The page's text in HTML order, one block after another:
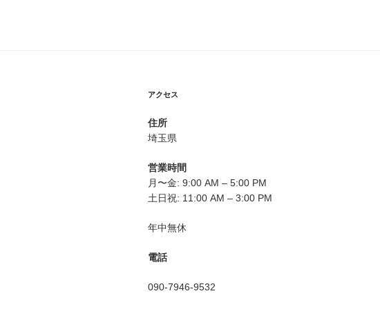
ョ
ン
アクセス
住所
埼玉県
営業時間
月〜金: 9:00 AM – 5:00 PM
土日祝: 11:00 AM – 3:00 PM
年中無休
電話
090-7946-9532